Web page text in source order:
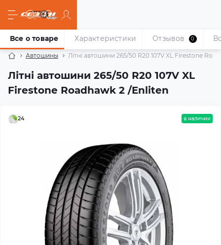
Автошины Літні автошини 265/50 R20 107V XL Firestone
Літні автошини 265/50 R20 107V XL
Firestone Roadhawk 2 /Enliten
Все о товаре Характеристики Отзывов 0
24 в наличии